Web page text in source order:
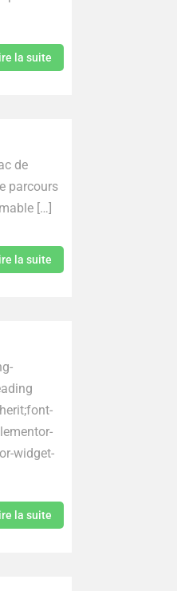
la suite
Moyen Moyenne Familial Accès Télécharger la fiche imprimable […]
la suite
widget-
la suite